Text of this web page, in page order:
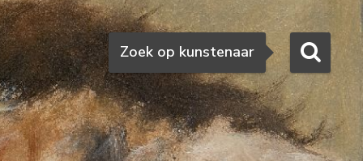
Zoeken
Zoek op kunstenaar